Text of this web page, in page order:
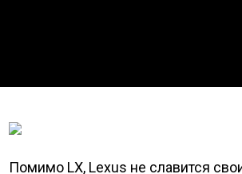
Помимо LX, Lexus не славится